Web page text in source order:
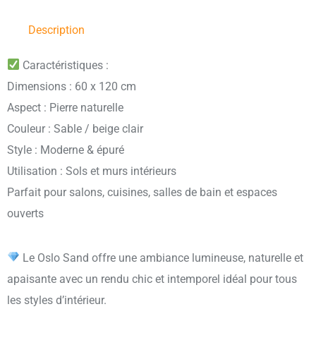
Description
Caractéristiques :
Dimensions : 60 x 120 cm
Aspect : Pierre naturelle
Couleur : Sable / beige clair
Style : Moderne & épuré
Utilisation : Sols et murs intérieurs
Parfait pour salons, cuisines, salles de bain et espaces
ouverts
Le Oslo Sand offre une ambiance lumineuse, naturelle et
apaisante avec un rendu chic et intemporel idéal pour tous
les styles d’intérieur.